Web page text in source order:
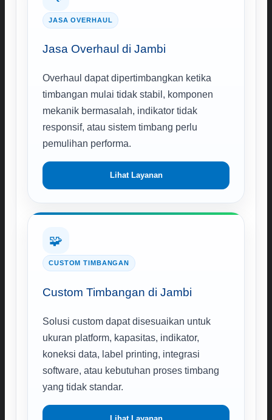
JASA OVERHAUL
Jasa Overhaul di Jambi
Overhaul dapat dipertimbangkan ketika
timbangan mulai tidak stabil, komponen
mekanik bermasalah, indikator tidak
responsif, atau sistem timbang perlu
pemulihan performa.
Lihat Layanan
🧩
CUSTOM TIMBANGAN
Custom Timbangan di Jambi
Solusi custom dapat disesuaikan untuk
ukuran platform, kapasitas, indikator,
koneksi data, label printing, integrasi
software, atau kebutuhan proses timbang
yang tidak standar.